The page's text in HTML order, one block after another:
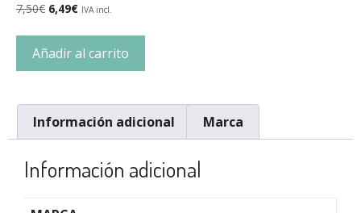
7,50€ 6,49€ IVA incl.
Añadir al carrito
Información adicional Marca
Información adicional